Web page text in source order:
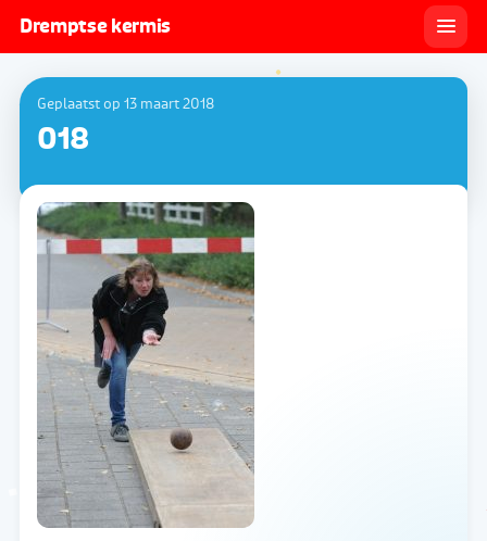
Dremptse kermis
Geplaatst op 13 maart 2018
018